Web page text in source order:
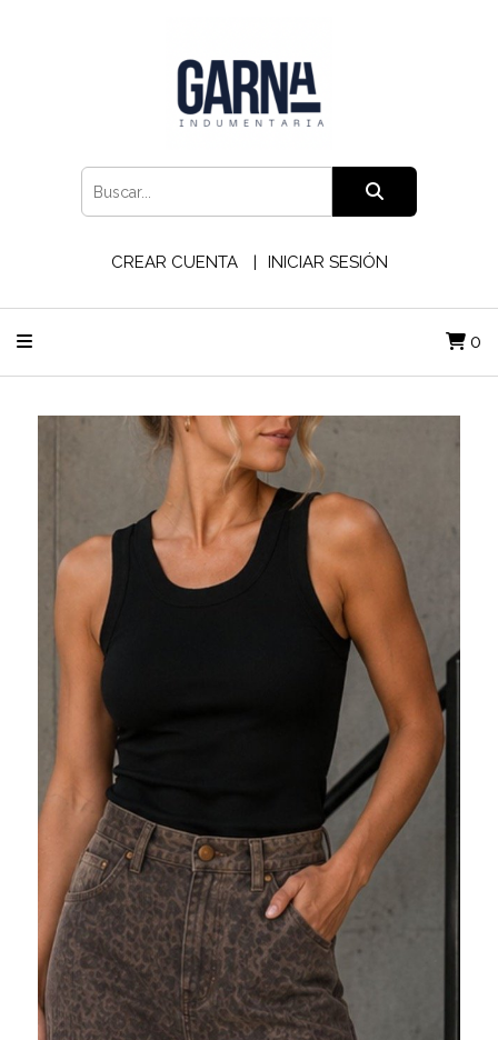
CREAR CUENTA INICIAR SESIÓN
0